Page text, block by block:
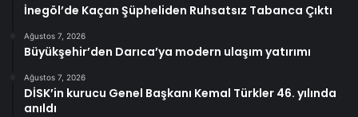
İnegöl’de Kaçan Şüpheliden Ruhsatsız Tabanca Çıktı
Ağustos 7, 2026
Büyükşehir’den Darıca’ya modern ulaşım yatırımı
Ağustos 7, 2026
DİSK’in kurucu Genel Başkanı Kemal Türkler 46. yılında
anıldı